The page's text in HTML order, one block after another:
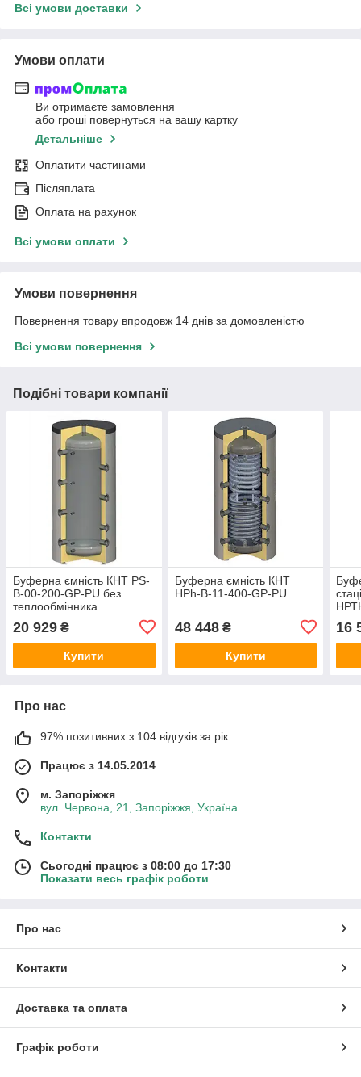
Всі умови доставки
Умови оплати
Ви отримаєте замовлення
або гроші повернуться на вашу картку
Детальніше
Оплатити частинами
Післяплата
Оплата на рахунок
Всі умови оплати
Умови повернення
Повернення товару впродовж 14 днів за домовленістю
Всі умови повернення
Подібні товари компанії
Буферна ємність КНТ PS-
В-00-200-GP-PU без
теплообмінника
20 929 ₴
Купити
Буферна ємність КНТ
HPh-B-11-400-GP-PU
48 448₴
Купити
16
Про нас
97% позитивних з 104 відгуків за рік
Працює з 14.05.2014
м. Запоріжжя
вул. Червона, 21, Запоріжжя, Україна
Контакти
Сьогодні працює з 08:00 до 17:30
Показати весь графік роботи
Про нас
Контакти
Доставка та оплата
Графік роботи